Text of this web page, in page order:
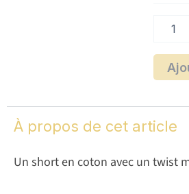
À propos de cet article
Un short en coton avec un twist